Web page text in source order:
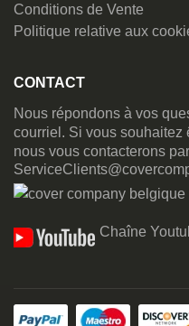
Conditions de Vente
Politique relative aux
CONTACT
Nous répondons à vos
courriel. Si vous souhaitez
nous vous contacterons
Chaîne